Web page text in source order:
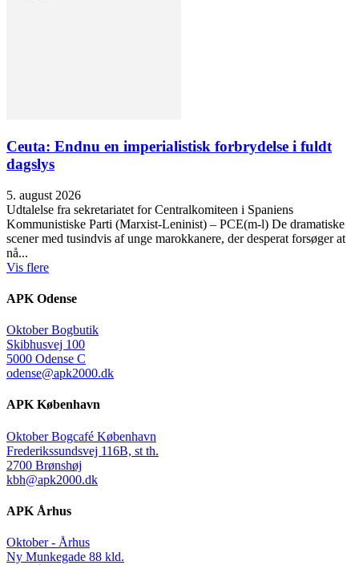
Ceuta: Endnu en imperialistisk forbrydelse i fuldt
dagslys
5. august 2026
Udtalelse fra sekretariatet for Centralkomiteen i Spaniens
Kommunistiske Parti (Marxist-Leninist) – PCE(m-l) De dramatiske
scener med tusindvis af unge marokkanere, der desperat forsøger at
nå...
Vis flere
APK Odense
Oktober Bogbutik
Skibhusvej 100
5000 Odense C
odense@apk2000.dk
APK København
Oktober Bogcafé København
Frederikssundsvej 116B, st th.
2700 Brønshøj
kbh@apk2000.dk
APK Århus
Oktober - Århus
Ny Munkegade 88 kld.